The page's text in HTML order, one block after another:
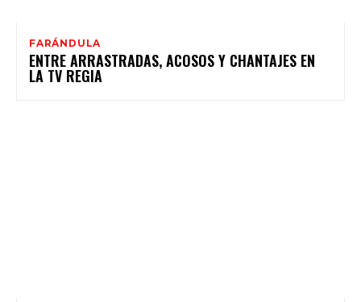
FARÁNDULA
ENTRE ARRASTRADAS, ACOSOS Y CHANTAJES EN
LA TV REGIA